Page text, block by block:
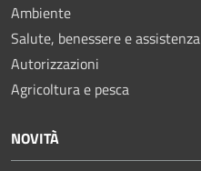
Ambiente
Salute, benessere e assistenza
Autorizzazioni
Agricoltura e pesca
NOVITÀ